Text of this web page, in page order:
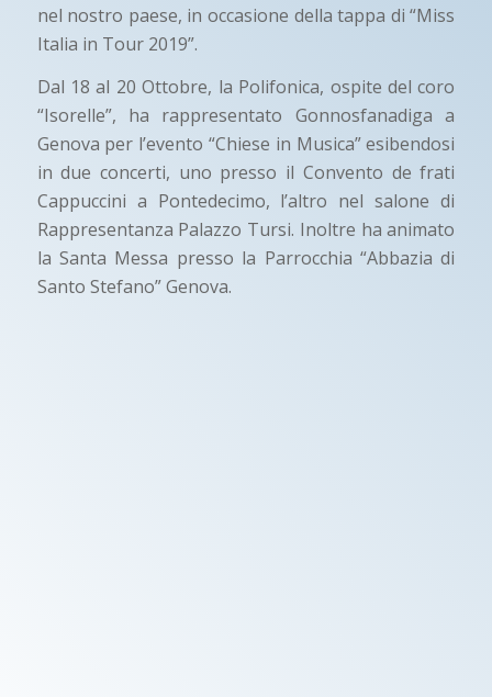
nel nostro paese, in occasione della tappa di “Miss
Italia in Tour 2019”.
Dal 18 al 20 Ottobre, la Polifonica, ospite del coro
“Isorelle”, ha rappresentato Gonnosfanadiga a
Genova per l’evento “Chiese in Musica” esibendosi
in due concerti, uno presso il Convento de frati
Cappuccini a Pontedecimo, l’altro nel salone di
Rappresentanza Palazzo Tursi. Inoltre ha animato
la Santa Messa presso la Parrocchia “Abbazia di
Santo Stefano” Genova.